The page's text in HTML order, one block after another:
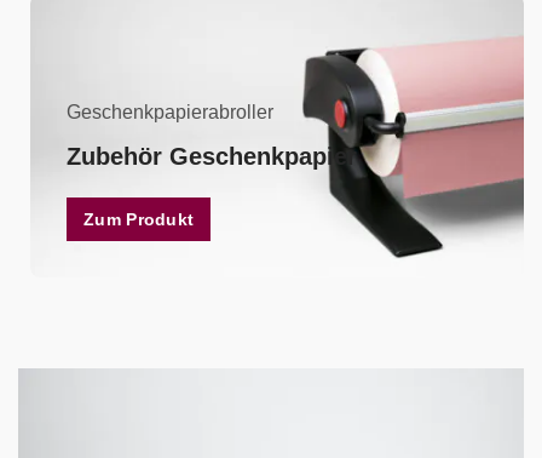
Geschenkpapierabroller
Zubehör Geschenkpapier
Zum Produkt